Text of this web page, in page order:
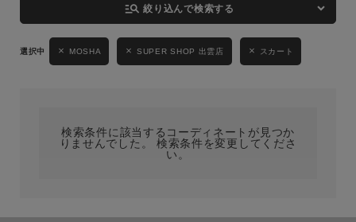
manage_search 絞り込んで検索する
MOSHA SUPER SHOP 出雲店 スカート
検索条件に該当するコーディネートが見つか
りませんでした。 検索条件を変更してくださ
い。